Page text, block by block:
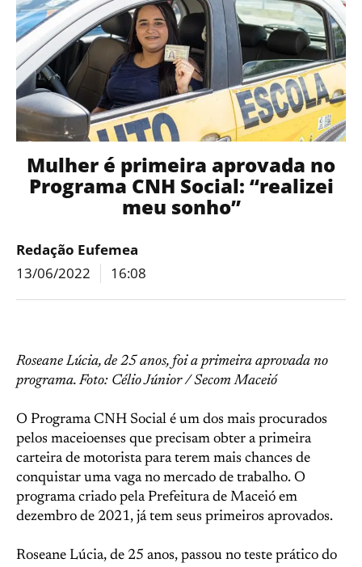
Mulher é primeira aprovada no
Programa CNH Social: “realizei
meu sonho”
Redação Eufemea
13/06/2022
16:08
Roseane Lúcia, de 25 anos, foi a primeira aprovada no
programa. Foto: Célio Júnior / Secom Maceió
O Programa CNH Social é um dos mais procurados
pelos maceioenses que precisam obter a primeira
carteira de motorista para terem mais chances de
conquistar uma vaga no mercado de trabalho. O
programa criado pela Prefeitura de Maceió em
dezembro de 2021, já tem seus primeiros aprovados.
Roseane Lúcia, de 25 anos, passou no teste prático do